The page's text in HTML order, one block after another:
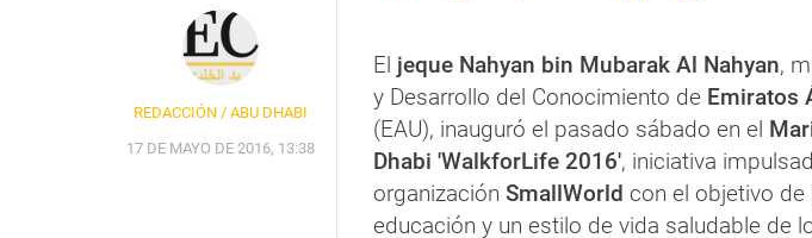
REDACCIÓN / ABU DHABI
17 DE MAYO DE 2016, 13:38
El jeque Nahyan bin Mubarak Al Nahyan,
y Desarrollo del Conocimiento de Emiratos
(EAU), inauguró el pasado sábado en el
Dhabi 'WalkforLife 2016', iniciativa
organización SmallWorld con el objetivo
educación y un estilo de vida saludable de